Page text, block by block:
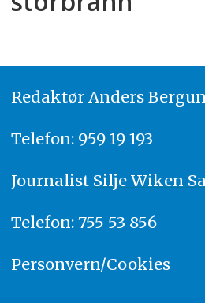
Redaktør Anders
Telefon: 959 19 193
Journalist Silje Wiken
Telefon: 755 53 856
Personvern/Cookies